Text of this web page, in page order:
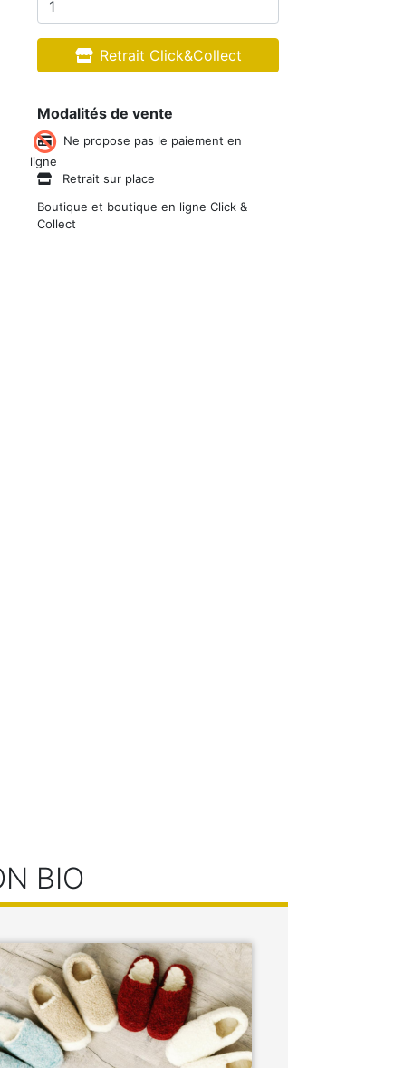
Retrait Click&Collect
Modalités de vente
Ne propose pas le paiement en
ligne
Retrait sur place
Boutique et boutique en ligne Click &
Collect
BIO